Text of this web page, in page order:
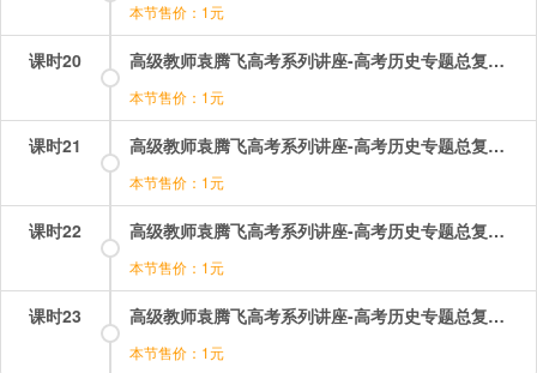
本节售价：1元
课时20 高级教师袁腾飞高考系列讲座-高考历史专题总复习：20.mp4
本节售价：1元
课时21 高级教师袁腾飞高考系列讲座-高考历史专题总复习：21.mp4
本节售价：1元
课时22 高级教师袁腾飞高考系列讲座-高考历史专题总复习：22.mp4
本节售价：1元
课时23 高级教师袁腾飞高考系列讲座-高考历史专题总复习：23.mp4
本节售价：1元